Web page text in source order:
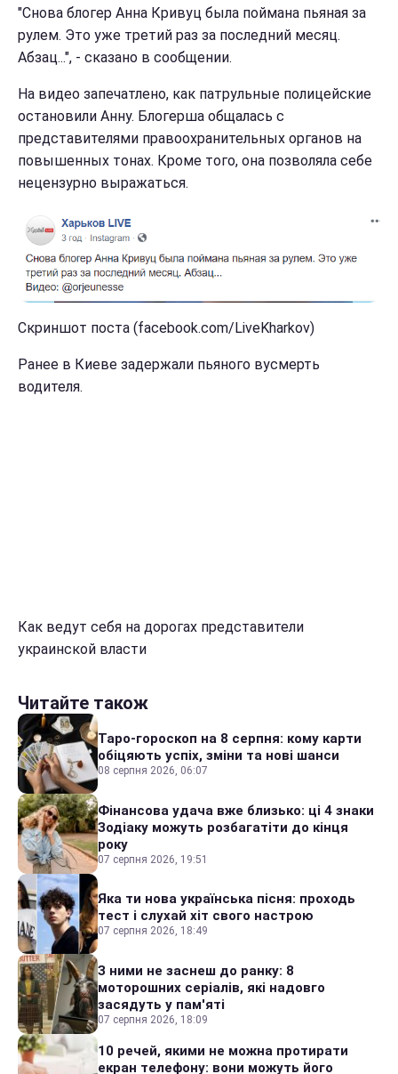
"Снова блогер Анна Кривуц была поймана пьяная за
рулем. Это уже третий раз за последний месяц.
Абзац...", - сказано в сообщении.
На видео запечатлено, как патрульные полицейские
остановили Анну. Блогерша общалась с
представителями правоохранительных органов на
повышенных тонах. Кроме того, она позволяла себе
нецензурно выражаться.
Скриншот поста (facebook.com/LiveKharkov)
Ранее в Киеве задержали пьяного вусмерть
водителя.
Как ведут себя на дорогах представители
украинской власти
Читайте також
Таро-гороскоп на 8 серпня: кому карти
обіцяють успіх, зміни та нові шанси
08 серпня 2026, 06:07
Фінансова удача вже близько: ці 4 знаки
Зодіаку можуть розбагатіти до кінця
року
07 серпня 2026, 19:51
Яка ти нова українська пісня: проходь
тест і слухай хіт свого настрою
07 серпня 2026, 18:49
З ними не заснеш до ранку: 8
моторошних серіалів, які надовго
засядуть у пам'яті
07 серпня 2026, 18:09
10 речей, якими не можна протирати
екран телефону: вони можуть його